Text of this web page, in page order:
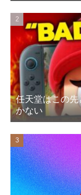
にクラブ間合意との情
川名凜「ついにこの
よく出来てたけど「
い前兆・割を喰う特化
った
【悲報】野獣の日、
母親の口座から1000
【悲報】銀魂作者の
ｗｗ
『ほの暮しの庭』国
任天堂はこの
かない